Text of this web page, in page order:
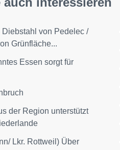
Diebstahl von Pedelec /
Grünfläche...
Essen sorgt für
der Region unterstützt
Lkr. Rottweil) Über